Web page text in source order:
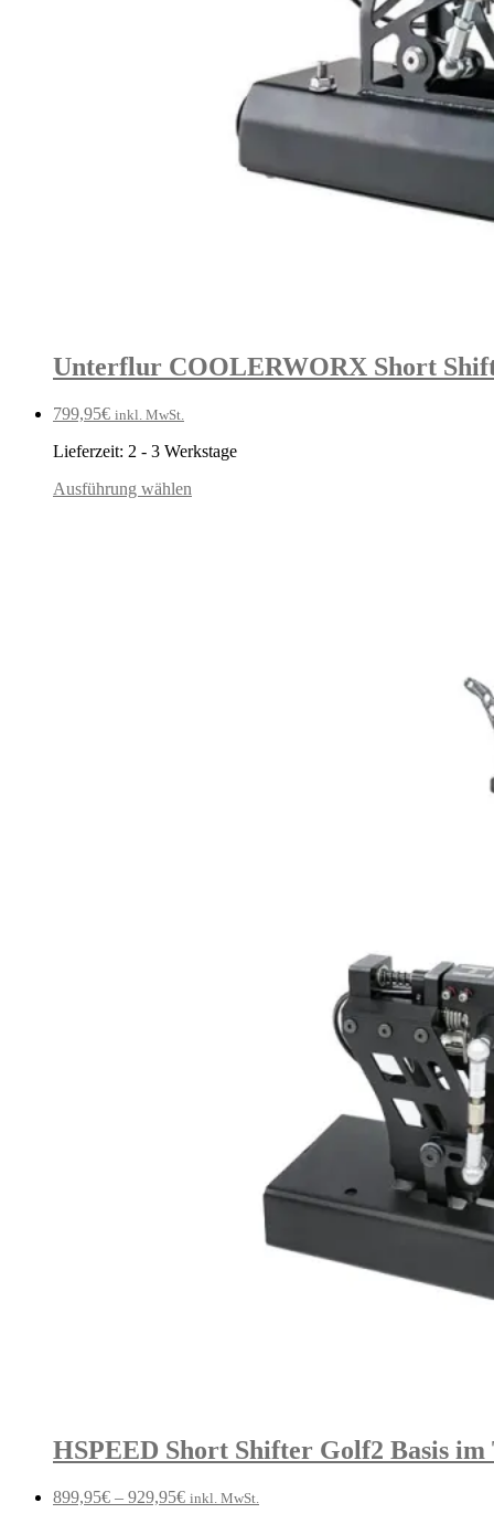
Unterflur COOLERWORX Short
799,95€ inkl. MwSt.
Lieferzeit: 2 - 3 Werkstage
Ausführung wählen
HSPEED Short Shifter Golf2 Basis im
899,95€ – 929,95€ inkl. MwSt.